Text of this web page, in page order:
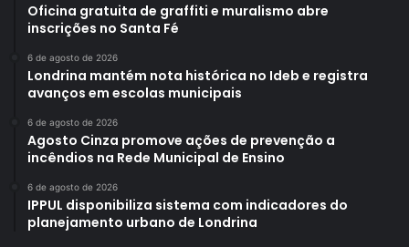
Oficina gratuita de graffiti e muralismo abre
inscrições no Santa Fé
6 de agosto de 2026
Londrina mantém nota histórica no Ideb e registra
avanços em escolas municipais
6 de agosto de 2026
Agosto Cinza promove ações de prevenção a
incêndios na Rede Municipal de Ensino
6 de agosto de 2026
IPPUL disponibiliza sistema com indicadores do
planejamento urbano de Londrina